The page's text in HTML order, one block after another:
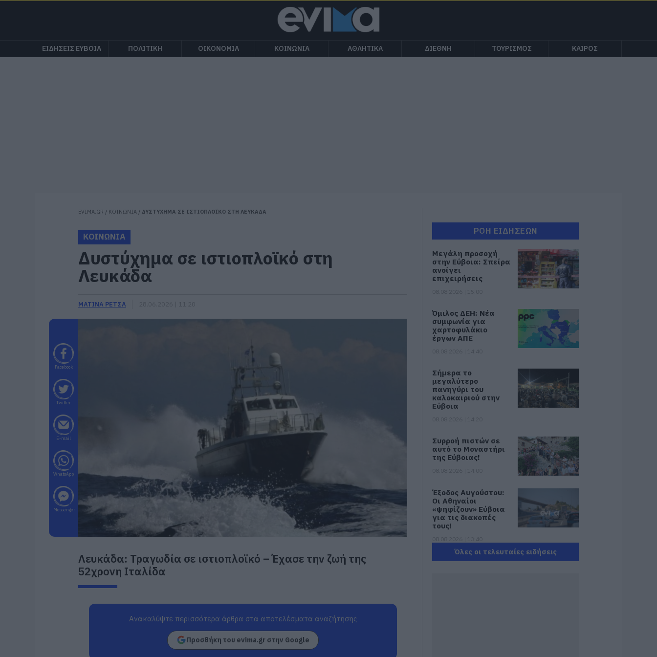
ΕΙΔΗΣΕΙΣ ΕΥΒΟΙΑ ΠΟΛΙΤΙΚΗ ΟΙΚΟΝΟΜΙΑ ΚΟΙΝΩΝΙΑ ΑΘΛΗΤΙΚΑ ΔΙΕΘΝΗ ΤΟΥΡΙΣΜΟΣ ΚΑΙΡΟΣ
EVIMA.GR / ΚΟΙΝΩΝΙΑ / ΔΥΣΤΥΧΗΜΑ ΣΕ ΙΣΤΙΟΠΛΟΪΚΟ ΣΤΗ ΛΕΥΚΑΔΑ
ΚΟΙΝΩΝΙΑ
Δυστύχημα σε ιστιοπλοϊκό στη
Λευκάδα
ΜΑΤΙΝΑ ΡΕΤΣΑ
Facebook
Twitter
E-mail
WhatsApp
Messenger
Λευκάδα: Τραγωδία σε ιστιοπλοϊκό – Έχασε την ζωή της
52χρονη Ιταλίδα
Ανακαλύψτε περισσότερα άρθρα στα αποτελέσματα αναζήτησης
Προσθήκη του evima.gr στην Google
ΡΟΗ ΕΙΔΗΣΕΩΝ
Μεγάλη προσοχή
στην Εύβοια: Σπείρα
ανοίγει
επιχειρήσεις
Όμιλος ΔΕΗ: Νέα
συμφωνία για
χαρτοφυλάκιο
έργων ΑΠΕ
Σήμερα το
μεγαλύτερο
πανηγύρι του
καλοκαιριού στην
Εύβοια
Συρροή πιστών σε
αυτό το Μοναστήρι
της Εύβοιας!
Έξοδος Αυγούστου:
Οι Αθηναίοι
«ψηφίζουν» Εύβοια
για τις διακοπές
τους!
Μεταφορές
Όλες οι τελευταίες ειδήσεις